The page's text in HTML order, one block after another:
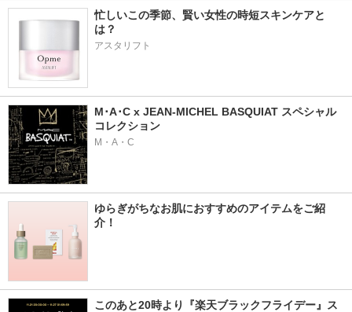
忙しいこの季節、賢い女性の時短スキンケアと
は？
アスタリフト
M･A･C x JEAN-MICHEL BASQUIAT スペシャル
コレクション
M・A・C
ゆらぎがちなお肌におすすめのアイテムをご紹
介！
このあと20時より『楽天ブラックフライデー』ス